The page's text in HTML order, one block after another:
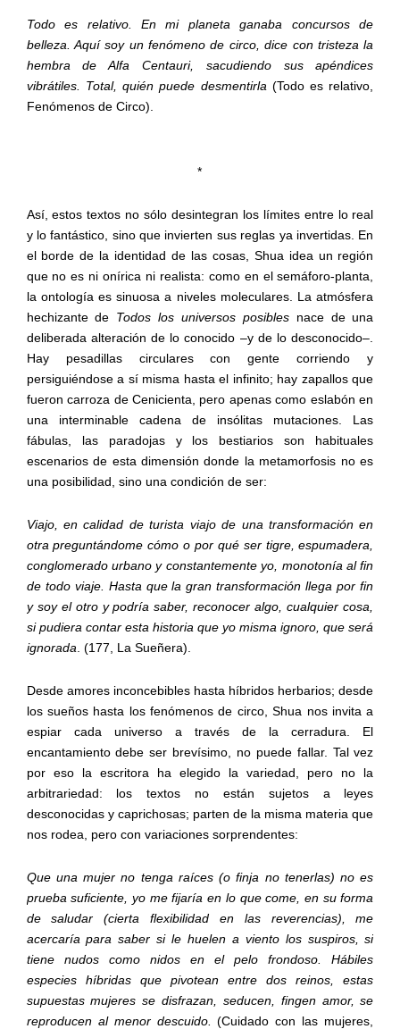
Todo es relativo. En mi planeta ganaba concursos de
belleza. Aquí soy un fenómeno de circo, dice con tristeza la
hembra de Alfa Centauri, sacudiendo sus apéndices
vibrátiles. Total, quién puede desmentirla (Todo es relativo,
Fenómenos de Circo).
*
Así, estos textos no sólo desintegran los límites entre lo real
y lo fantástico, sino que invierten sus reglas ya invertidas. En
el borde de la identidad de las cosas, Shua idea un región
que no es ni onírica ni realista: como en el semáforo-planta,
la ontología es sinuosa a niveles moleculares. La atmósfera
hechizante de Todos los universos posiblesnace de una
deliberada alteración de lo conocido –y de lo desconocido–.
Hay pesadillas circulares con gente corriendo y
persiguiéndose a sí misma hasta el infinito; hay zapallos que
fueron carroza de Cenicienta, pero apenas como eslabón en
una interminable cadena de insólitas mutaciones. Las
fábulas, las paradojas y los bestiarios son habituales
escenarios de esta dimensión donde la metamorfosis no es
una posibilidad, sino una condición de ser:
Viajo, en calidad de turista viajo de una transformación en
otra preguntándome cómo o por qué ser tigre, espumadera,
conglomerado urbano y constantemente yo, monotonía al fin
de todo viaje. Hasta que la gran transformación llega por fin
y soy el otro y podría saber, reconocer algo, cualquier cosa,
si pudiera contar esta historia que yo misma ignoro, que será
ignorada . (177, La Sueñera).
Desde amores inconcebibles hasta híbridos herbarios; desde
los sueños hasta los fenómenos de circo, Shua nos invita a
espiar cada universo a través de la cerradura. El
encantamiento debe ser brevísimo, no puede fallar. Tal vez
por eso la escritora ha elegido la variedad, pero no la
arbitrariedad: los textos no están sujetos a leyes
desconocidas y caprichosas; parten de la misma materia que
nos rodea, pero con variaciones sorprendentes:
Que una mujer no tenga raíces (o finja no tenerlas) no es
prueba suficiente, yo me fijaría en lo que come, en su forma
de saludar (cierta flexibilidad en las reverencias), me
acercaría para saber si le huelen a viento los suspiros, si
tiene nudos como nidos en el pelo frondoso. Hábiles
especies híbridas que pivotean entre dos reinos, estas
supuestas mujeres se disfrazan, seducen, fingen amor, se
reproducen al menor descuido.
(Cuidado con las mujeres,